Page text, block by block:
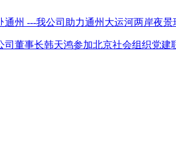
通州 ---我公司助力通州大运河两岸夜
司董事长韩天鸿参加北京社会组织党建